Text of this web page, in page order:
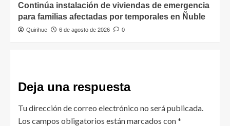
Continúa instalación de viviendas de emergencia
para familias afectadas por temporales en Ñuble
Quirihue 6 de agosto de 2026 0
Deja una respuesta
Tu dirección de correo electrónico no será publicada.
Los campos obligatorios están marcados con*